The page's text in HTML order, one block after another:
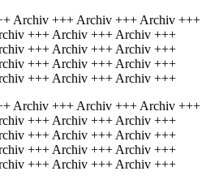
Archiv +++ Archiv +++ Archiv +++
+++ Archiv +++ Archiv +++
+++ Archiv +++ Archiv +++
+++ Archiv +++ Archiv +++
+++ Archiv +++ Archiv +++
Archiv +++ Archiv +++ Archiv +++
+++ Archiv +++ Archiv +++
+++ Archiv +++ Archiv +++
+++ Archiv +++ Archiv +++
+++ Archiv +++ Archiv +++